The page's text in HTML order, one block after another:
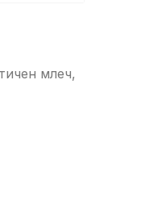
млеч,